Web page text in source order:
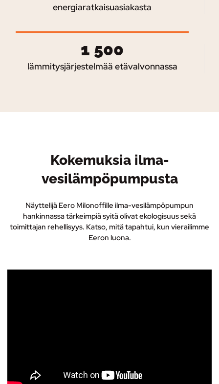
energiaratkaisuasiakasta
1 500
lämmitysjärjestelmää etävalvonnassa
Kokemuksia ilma-
vesilämpöpumpusta
Näyttelijä Eero Milonoffille ilma-vesilämpöpumpun
hankinnassa tärkeimpiä syitä olivat ekologisuus sekä
toimittajan rehellisyys. Katso, mitä tapahtui, kun vierailimme
Eeron luona.